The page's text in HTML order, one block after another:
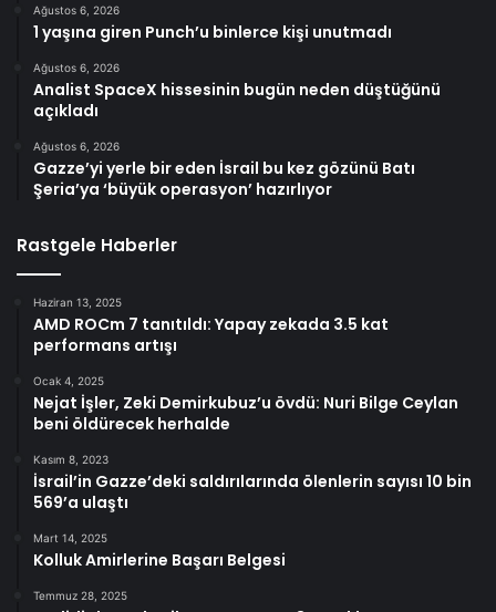
Ağustos 6, 2026
1 yaşına giren Punch’u binlerce kişi unutmadı
Ağustos 6, 2026
Analist SpaceX hissesinin bugün neden düştüğünü
açıkladı
Ağustos 6, 2026
Gazze’yi yerle bir eden İsrail bu kez gözünü Batı
Şeria’ya ‘büyük operasyon’ hazırlıyor
Rastgele Haberler
Haziran 13, 2025
AMD ROCm 7 tanıtıldı: Yapay zekada 3.5 kat
performans artışı
Ocak 4, 2025
Nejat İşler, Zeki Demirkubuz’u övdü: Nuri Bilge Ceylan
beni öldürecek herhalde
Kasım 8, 2023
İsrail’in Gazze’deki saldırılarında ölenlerin sayısı 10 bin
569’a ulaştı
Mart 14, 2025
Kolluk Amirlerine Başarı Belgesi
Temmuz 28, 2025